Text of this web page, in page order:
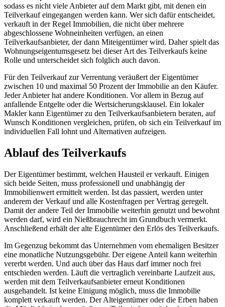
sodass es nicht viele Anbieter auf dem Markt gibt, mit denen ein
Teilverkauf eingegangen werden kann. Wer sich dafür entscheidet,
verkauft in der Regel Immobilien, die nicht über mehrere
abgeschlossene Wohneinheiten verfügen, an einen
Teilverkaufsanbieter, der dann Miteigentümer wird. Daher spielt das
Wohnungseigentumsgesetz bei dieser Art des Teilverkaufs keine
Rolle und unterscheidet sich folglich auch davon.
Für den Teilverkauf zur Verrentung veräußert der Eigentümer
zwischen 10 und maximal 50 Prozent der Immobilie an den Käufer.
Jeder Anbieter hat andere Konditionen. Vor allem in Bezug auf
anfallende Entgelte oder die Wertsicherungsklausel. Ein lokaler
Makler kann Eigentümer zu den Teilverkaufsanbietern beraten, auf
Wunsch Konditionen vergleichen, prüfen, ob sich ein Teilverkauf im
individuellen Fall lohnt und Alternativen aufzeigen.
Ablauf des Teilverkaufs
Der Eigentümer bestimmt, welchen Hausteil er verkauft. Einigen
sich beide Seiten, muss professionell und unabhängig der
Immobilienwert ermittelt werden. Ist das passiert, werden unter
anderem der Verkauf und alle Kostenfragen per Vertrag geregelt.
Damit der andere Teil der Immobilie weiterhin genutzt und bewohnt
werden darf, wird ein Nießbrauchrecht im Grundbuch vermerkt.
Anschließend erhält der alte Eigentümer den Erlös des Teilverkaufs.
Im Gegenzug bekommt das Unternehmen vom ehemaligen Besitzer
eine monatliche Nutzungsgebühr. Der eigene Anteil kann weiterhin
vererbt werden. Und auch über das Haus darf immer noch frei
entschieden werden. Läuft die vertraglich vereinbarte Laufzeit aus,
werden mit dem Teilverkaufsanbieter erneut Konditionen
ausgehandelt. Ist keine Einigung möglich, muss die Immobilie
komplett verkauft werden. Der Alteigentümer oder die Erben haben